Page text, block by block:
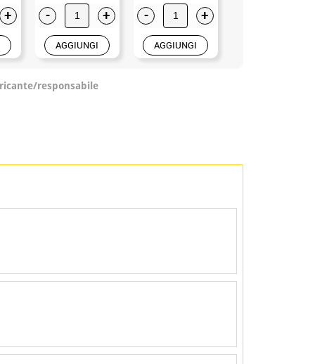
+ - +
AGGIUNGI
- +
AGGIUNGI
responsabile